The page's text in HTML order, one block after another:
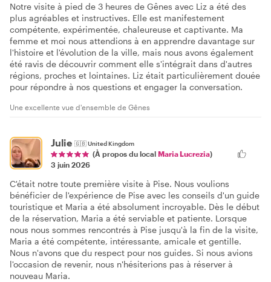
Notre visite à pied de 3 heures de Gênes avec Liz a été des
plus agréables et instructives. Elle est manifestement
compétente, expérimentée, chaleureuse et captivante. Ma
femme et moi nous attendions à en apprendre davantage sur
l'histoire et l'évolution de la ville, mais nous avons également
été ravis de découvrir comment elle s'intégrait dans d'autres
régions, proches et lointaines. Liz était particulièrement douée
pour répondre à nos questions et engager la conversation.
Une excellente vue d'ensemble de Gênes
Julie 🇬🇧United Kingdom
(À propos du local Maria Lucrezia)
3 juin 2026
C'était notre toute première visite à Pise. Nous voulions
bénéficier de l'expérience de Pise avec les conseils d'un guide
touristique et Maria a été absolument incroyable. Dès le début
de la réservation, Maria a été serviable et patiente. Lorsque
nous nous sommes rencontrés à Pise jusqu'à la fin de la visite,
Maria a été compétente, intéressante, amicale et gentille.
Nous n'avons que du respect pour nos guides. Si nous avions
l'occasion de revenir, nous n'hésiterions pas à réserver à
nouveau Maria.